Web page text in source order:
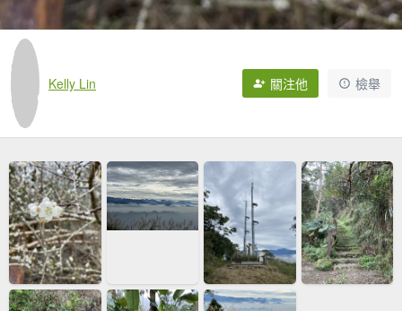
Kelly Lin 關注他 檢舉